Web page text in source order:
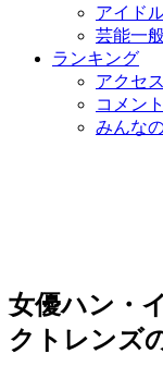
アイド
芸能一
ランキング
アクセス
コメント
みんな
女優ハン・
クトレンズ